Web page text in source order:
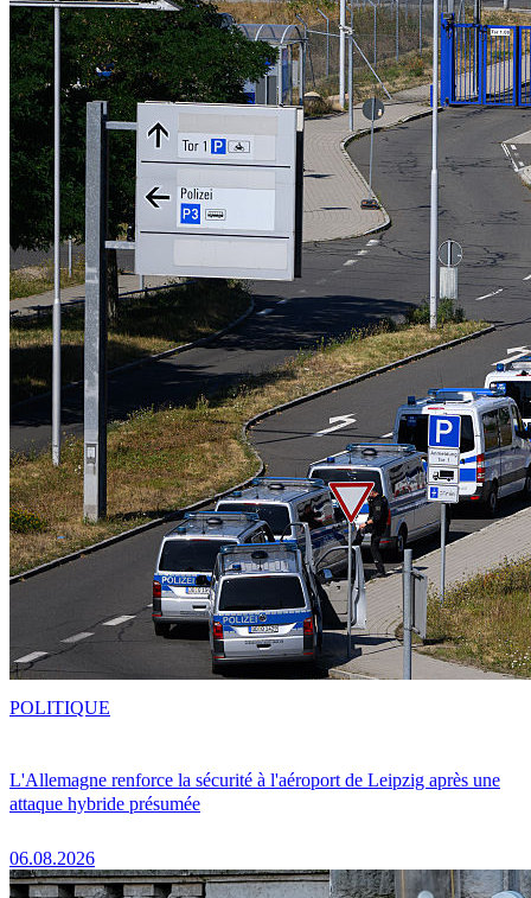
L'Allemagne renforce la sécurité à l'aéroport de Leipzig après une
attaque hybride présumée
06.08.2026
POLITIQUE